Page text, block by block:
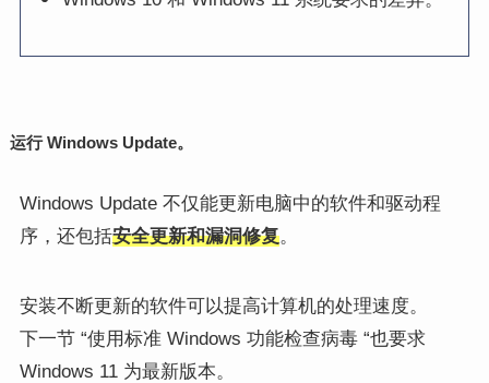
运行 Windows Update。
Windows Update 不仅能更新电脑中的软件和驱动程
序，还包括安全更新和漏洞修复。
安装不断更新的软件可以提高计算机的处理速度。
下一节 “使用标准 Windows 功能检查病毒 “也要求
Windows 11 为最新版本。